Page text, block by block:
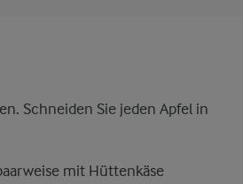
Schneiden Sie jeden Apfel in
mit Hüttenkäse